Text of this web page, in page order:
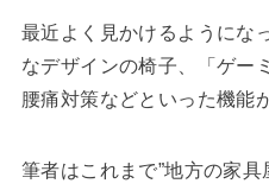
最近よく見かけるようにな
なデザインの椅子、「ゲー
腰痛対策などといった機能
筆者はこれまで”地方の家